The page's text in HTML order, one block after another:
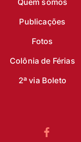
Quem somos
Publicações
Fotos
Colônia de Férias
2ª via Boleto